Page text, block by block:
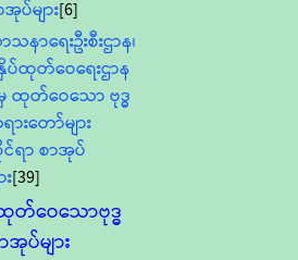
ပ်များ[6]
နာရေးဦးစီးဌာန၊
ပ်ထုတ်ဝေရေးဌာန
ထုတ်ဝေသော ဗုဒ္ဓ
ားတော်များ
ရာ စာအုပ်
း[39]
တ်ဝေသောဗုဒ္ဓ
ပ်များ